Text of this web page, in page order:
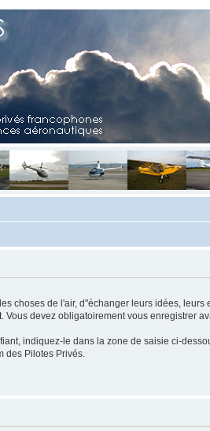
choses de l'air, d"échanger leurs idées, leurs
devez obligatoirement vous enregistrer
indiquez-le dans la zone de saisie ci-
des Pilotes Privés.